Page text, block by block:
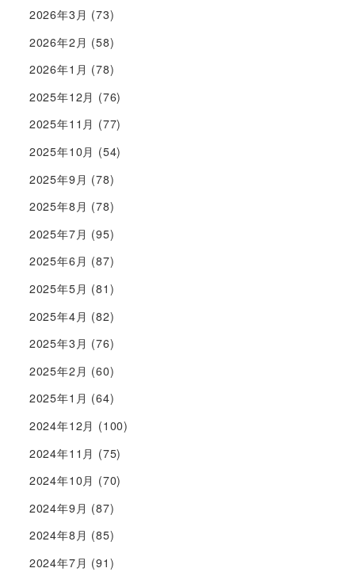
2026年3月 (73)
2026年2月 (58)
2026年1月 (78)
2025年12月 (76)
2025年11月 (77)
2025年10月 (54)
2025年9月 (78)
2025年8月 (78)
2025年7月 (95)
2025年6月 (87)
2025年5月 (81)
2025年4月 (82)
2025年3月 (76)
2025年2月 (60)
2025年1月 (64)
2024年12月 (100)
2024年11月 (75)
2024年10月 (70)
2024年9月 (87)
2024年8月 (85)
2024年7月 (91)